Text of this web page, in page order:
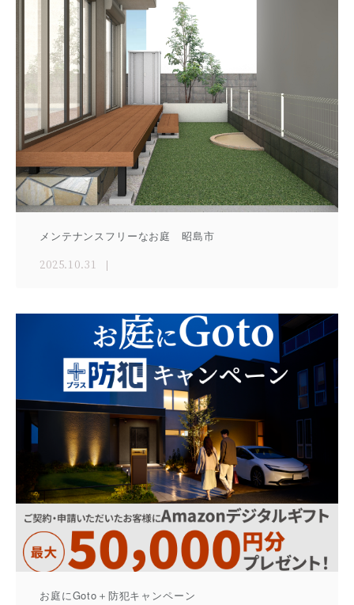
メンテナンスフリーなお庭 昭島市
2025.10.31
お庭にGoto＋防犯キャンペーン